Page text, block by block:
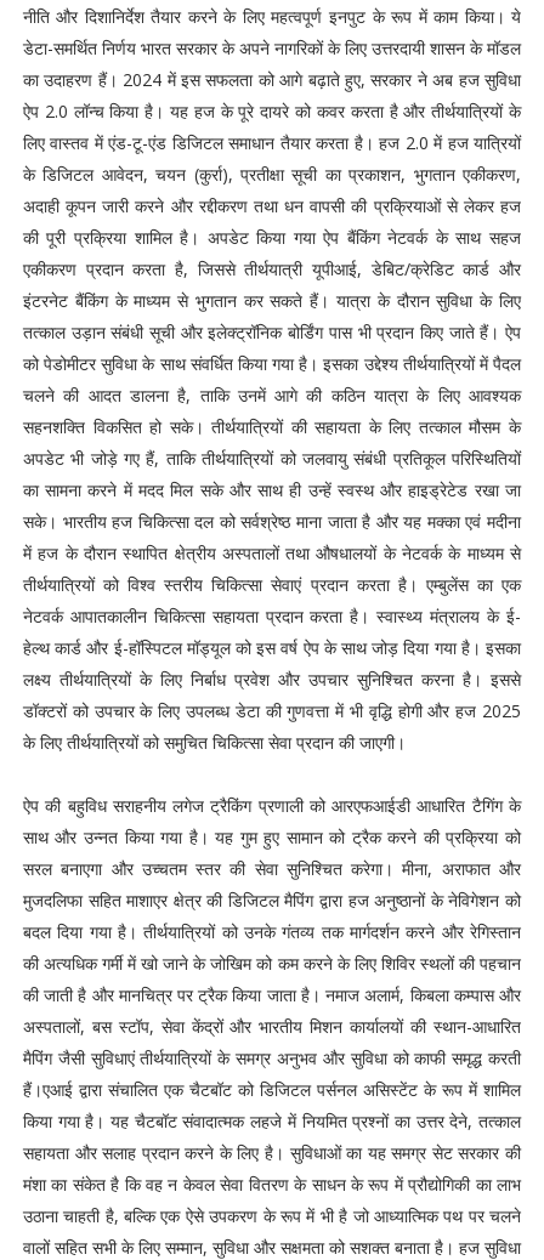
नीति और दिशानिर्देश तैयार करने के लिए महत्वपूर्ण इनपुट के रूप में काम किया। ये
डेटा-समर्थित निर्णय भारत सरकार के अपने नागरिकों के लिए उत्तरदायी शासन के मॉडल
का उदाहरण हैं। 2024 में इस सफलता को आगे बढ़ाते हुए, सरकार ने अब हज सुविधा
ऐप 2.0 लॉन्च किया है। यह हज के पूरे दायरे को कवर करता है और तीर्थयात्रियों के
लिए वास्तव में एंड-टू-एंड डिजिटल समाधान तैयार करता है।हज 2.0 में हज यात्रियों
के डिजिटल आवेदन, चयन (कुर्रा), प्रतीक्षा सूची का प्रकाशन, भुगतान एकीकरण,
अदाही कूपन जारी करने और रद्दीकरण तथा धन वापसी की प्रक्रियाओं से लेकर हज
की पूरी प्रक्रिया शामिल है। अपडेट किया गया ऐप बैंकिंग नेटवर्क के साथ सहज
एकीकरण प्रदान करता है, जिससे तीर्थयात्री यूपीआई, डेबिट/क्रेडिट कार्ड और
इंटरनेट बैंकिंग के माध्यम से भुगतान कर सकते हैं। यात्रा के दौरान सुविधा के लिए
तत्काल उड़ान संबंधी सूची और इलेक्ट्रॉनिक बोर्डिंग पास भी प्रदान किए जाते हैं। ऐप
को पेडोमीटर सुविधा के साथ संवर्धित किया गया है। इसका उद्देश्य तीर्थयात्रियों में पैदल
चलने की आदत डालना है, ताकि उनमें आगे की कठिन यात्रा के लिए आवश्यक
सहनशक्ति विकसित हो सके। तीर्थयात्रियों की सहायता के लिए तत्काल मौसम के
अपडेट भी जोड़े गए हैं, ताकि तीर्थयात्रियों को जलवायु संबंधी प्रतिकूल परिस्थितियों
का सामना करने में मदद मिल सके और साथ ही उन्हें स्वस्थ और हाइड्रेटेड रखा जा
सके। भारतीय हज चिकित्सा दल को सर्वश्रेष्ठ माना जाता है और यह मक्का एवं मदीना
में हज के दौरान स्थापित क्षेत्रीय अस्पतालों तथा औषधालयों के नेटवर्क के माध्यम से
तीर्थयात्रियों को विश्व स्तरीय चिकित्सा सेवाएं प्रदान करता है। एम्बुलेंस का एक
नेटवर्क आपातकालीन चिकित्सा सहायता प्रदान करता है। स्वास्थ्य मंत्रालय के ई-
हेल्थ कार्ड और ई-हॉस्पिटल मॉड्यूल को इस वर्ष ऐप के साथ जोड़ दिया गया है। इसका
लक्ष्य तीर्थयात्रियों के लिए निर्बाध प्रवेश और उपचार सुनिश्चित करना है। इससे
डॉक्टरों को उपचार के लिए उपलब्ध डेटा की गुणवत्ता में भी वृद्धि होगी और हज 2025
के लिए तीर्थयात्रियों को समुचित चिकित्सा सेवा प्रदान की जाएगी।
ऐप की बहुविध सराहनीय लगेज ट्रैकिंग प्रणाली को आरएफआईडी आधारित टैगिंग के
साथ और उन्नत किया गया है। यह गुम हुए सामान को ट्रैक करने की प्रक्रिया को
सरल बनाएगा और उच्चतम स्तर की सेवा सुनिश्चित करेगा।मीना, अराफात और
मुजदलिफा सहित माशाएर क्षेत्र की डिजिटल मैपिंग द्वारा हज अनुष्ठानों के नेविगेशन को
बदल दिया गया है। तीर्थयात्रियों को उनके गंतव्य तक मार्गदर्शन करने और रेगिस्तान
की अत्यधिक गर्मी में खो जाने के जोखिम को कम करने के लिए शिविर स्थलों की पहचान
की जाती है और मानचित्र पर ट्रैक किया जाता है। नमाज अलार्म, किबला कम्पास और
अस्पतालों, बस स्टॉप, सेवा केंद्रों और भारतीय मिशन कार्यालयों की स्थान-आधारित
मैपिंग जैसी सुविधाएं तीर्थयात्रियों के समग्र अनुभव और सुविधा को काफी समृद्ध करती
हैं।एआई द्वारा संचालित एक चैटबॉट को डिजिटल पर्सनल असिस्टेंट के रूप में शामिल
किया गया है। यह चैटबॉट संवादात्मक लहजे में नियमित प्रश्नों का उत्तर देने, तत्काल
सहायता और सलाह प्रदान करने के लिए है। सुविधाओं का यह समग्र सेट सरकार की
मंशा का संकेत है कि वह न केवल सेवा वितरण के साधन के रूप में प्रौद्योगिकी का लाभ
उठाना चाहती है, बल्कि एक ऐसे उपकरण के रूप में भी है जो आध्यात्मिक पथ पर चलने
वालों सहित सभी के लिए सम्मान, सुविधा और सक्षमता को सशक्त बनाता है। हज सुविधा